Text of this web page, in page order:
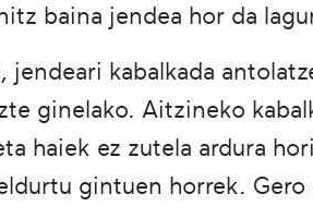
baina jendea hor da
jendeari kabalkada
ginelako. Aitzineko
haiek ez zutela ardura
gintuen horrek.